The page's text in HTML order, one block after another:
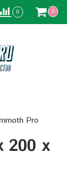
0 0
Pro
200 x